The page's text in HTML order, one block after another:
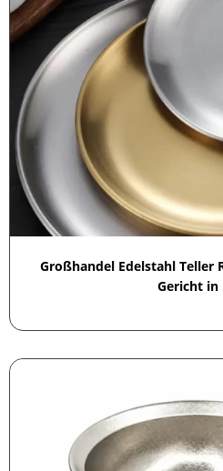
Großhandel Edelstahl Teller
Gericht in